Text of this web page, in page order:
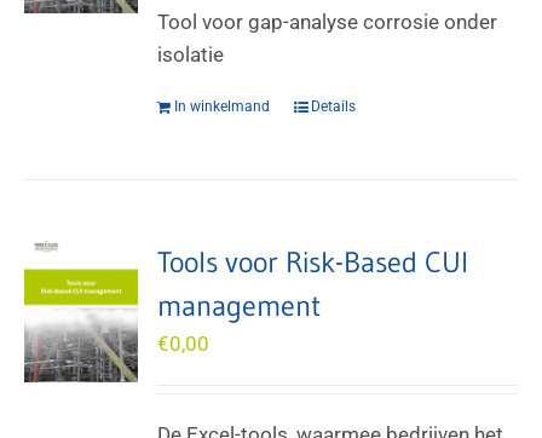
Tool voor gap-analyse corrosie onder
isolatie
In winkelmand Details
Tools voor Risk-Based CUI
management
€0,00